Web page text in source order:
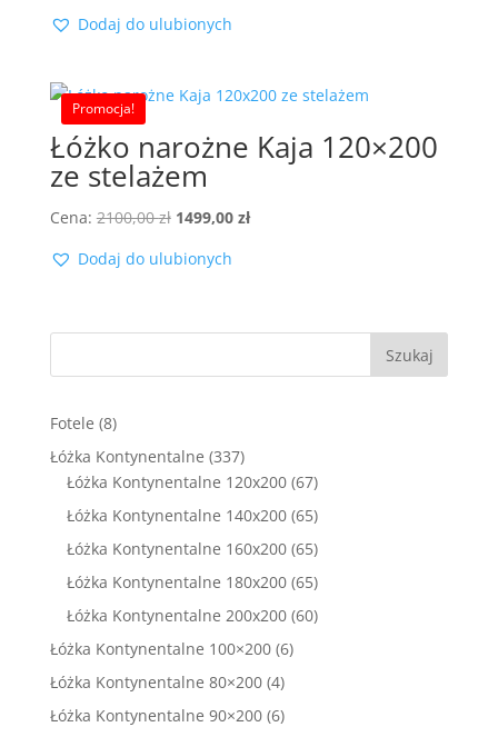
wynosiła:
Dodaj do ulubionych
Promocja!
Łóżko narożne Kaja 120×200
ze stelażem
Cena: 2100,00zł Pierwotna
wynosiła:
1499,00 złAktualna
Dodaj do ulubionych
Szukaj
Fotele 88
produktów
Łóżka Kontynentalne 337337
produktów
Łóżka Kontynentalne 120x200 6767
produktów
Łóżka Kontynentalne 140x200 6565
produktów
Łóżka Kontynentalne 160x200 6565
produktów
Łóżka Kontynentalne 180x200 6565
produktów
Łóżka Kontynentalne 200x200 6060
Łóżka Kontynentalne 100×200 66
Łóżka Kontynentalne 80×200 44
produkty
Łóżka Kontynentalne 90×200 66